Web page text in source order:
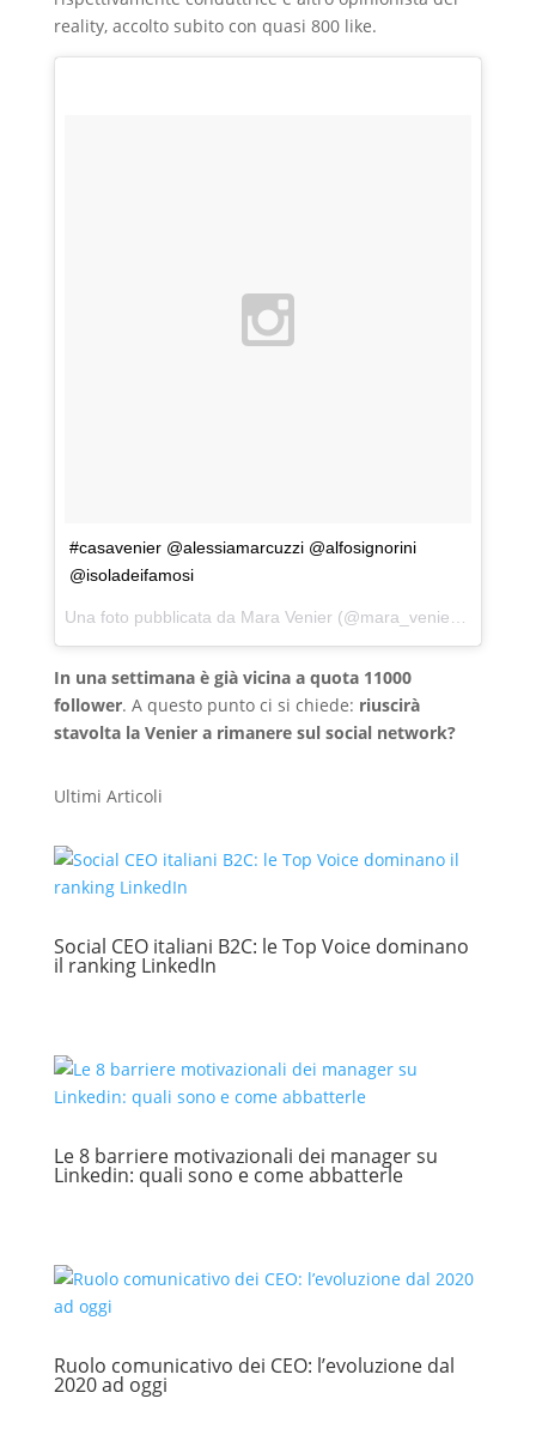
reality, accolto subito con quasi 800 like.
#casavenier @alessiamarcuzzi @alfosignorini
@isoladeifamosi
In una settimana è già vicina a quota 11000
follower. A questo punto ci si chiede: riuscirà
stavolta la Venier a rimanere sul social network?
Ultimi Articoli
Social CEO italiani B2C: le Top Voice dominano
il ranking LinkedIn
Le 8 barriere motivazionali dei manager su
Linkedin: quali sono e come abbatterle
Ruolo comunicativo dei CEO: l’evoluzione dal
2020 ad oggi